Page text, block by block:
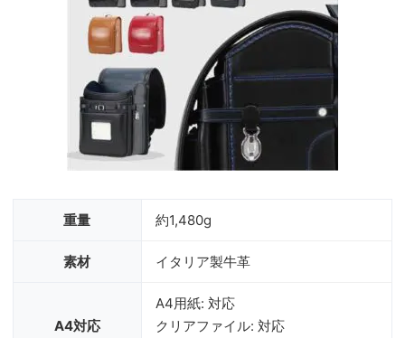
重量 約1,480g
素材 イタリア製牛革
A4対応
A4用紙: 対応
クリアファイル: 対応